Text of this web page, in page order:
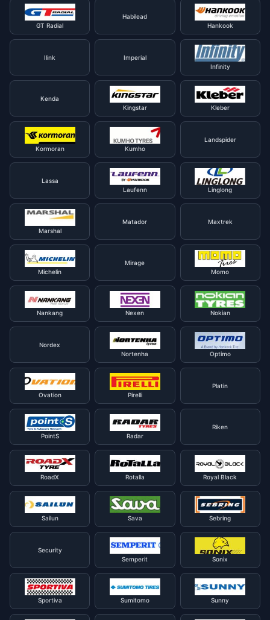
GT Radial
Habilead
Hankook
Ilink
Imperial
Infinity
Kenda
Kingstar
Kleber
Kormoran Kumho
Landspider
Lassa
Laufenn
Linglong
Marshal
Matador Maxtrek
Michelin
Mirage
Momo
Nankang Nexen Nokian
Nordex
Nortenha
Optimo
Ovation Pirelli
Platin
PointS Radar
Riken
RoadX Rotalla Royal Black
Sailun Sava Sebring
Security
Semperit
Sonix
Sportiva Sumitomo Sunny